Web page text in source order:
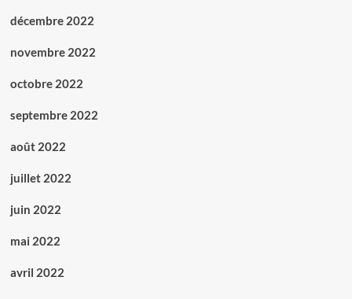
décembre 2022
novembre 2022
octobre 2022
septembre 2022
août 2022
juillet 2022
juin 2022
mai 2022
avril 2022